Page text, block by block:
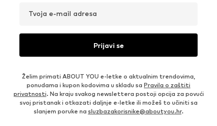
Tvoja e-mail adresa
Prijavi se
Želim primati ABOUT YOU e-letke o aktualnim trendovima,
ponudama i kupon kodovima u skladu sa Pravila o zaštiti
privatnosti. Na kraju svakog newslettera postoji opcija za povući
svoj pristanak i otkazati daljnje e-letke ili možeš to učiniti sa
slanjem poruke na sluzbazakorisnike@aboutyou.hr.